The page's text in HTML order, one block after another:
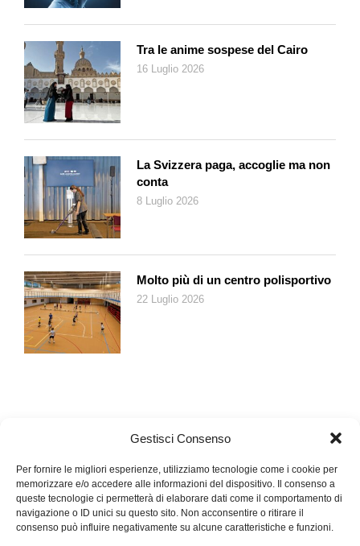
Gestisci Consenso
Per fornire le migliori esperienze, utilizziamo tecnologie come i cookie per
memorizzare e/o accedere alle informazioni del dispositivo. Il consenso a
queste tecnologie ci permetterà di elaborare dati come il comportamento di
navigazione o ID unici su questo sito. Non acconsentire o ritirare il
consenso può influire negativamente su alcune caratteristiche e funzioni.
Tra le anime sospese del Cairo
16 Luglio 2026
La Svizzera paga, accoglie ma non
conta
8 Luglio 2026
Molto più di un centro polisportivo
22 Luglio 2026